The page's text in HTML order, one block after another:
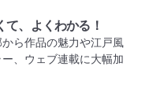
、よくわかる！
ら作品の魅力や江戸風
、ウェブ連載に大幅加